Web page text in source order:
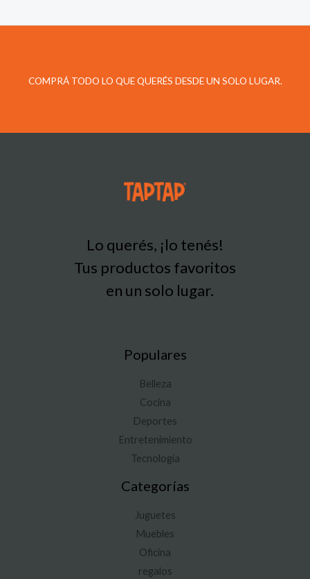
COMPRÁ TODO LO QUE QUERÉS DESDE UN SOLO LUGAR.
Lo querés, ¡lo tenés!
Tus productos favoritos
en un solo lugar.
Populares
Belleza
Cocina
Deportes
Entretenimiento
Tecnología
Categorías
Juguetes
Muebles
Oficina
regalos